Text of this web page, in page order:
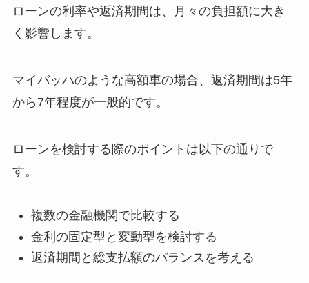
ローンの利率や返済期間は、月々の負担額に大き
く影響します。
マイバッハのような高額車の場合、返済期間は5年
から7年程度が一般的です。
ローンを検討する際のポイントは以下の通りで
す。
複数の金融機関で比較する
金利の固定型と変動型を検討する
返済期間と総支払額のバランスを考える